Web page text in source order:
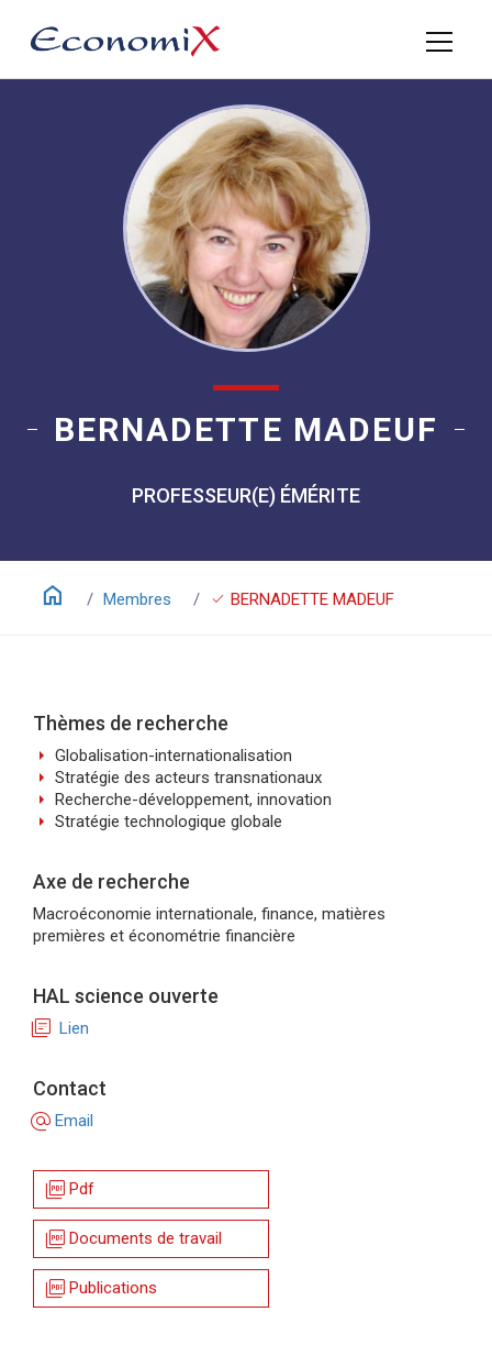
BERNADETTE MADEUF
PROFESSEUR(E) ÉMÉRITE
home Membres check BERNADETTE MADEUF
Thèmes de recherche
arrow_right Globalisation-internationalisation
arrow_right Stratégie des acteurs transnationaux
arrow_right Recherche-développement, innovation
arrow_right Stratégie technologique globale
Axe de recherche
Macroéconomie internationale, finance, matières
premières et économétrie financière
HAL science ouverte
library_books Lien
Contact
alternate_email Email
picture_as_pdf Pdf
picture_as_pdf Documents de travail
picture_as_pdf Publications